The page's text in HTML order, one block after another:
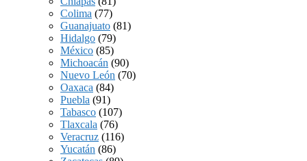
Colima (77)
Guanajuato (81)
Hidalgo (79)
México (85)
Michoacán (90)
Nuevo León (70)
Oaxaca (84)
Puebla (91)
Tabasco (107)
Tlaxcala (76)
Veracruz (116)
Yucatán (86)